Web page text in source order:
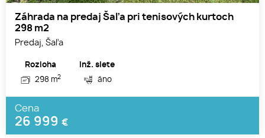
Záhrada na predaj Šaľa pri tenisových kurtoch
298 m2
Predaj, Šaľa
Rozloha
298 m2
Inž. siete
áno
Cena
26 999 €